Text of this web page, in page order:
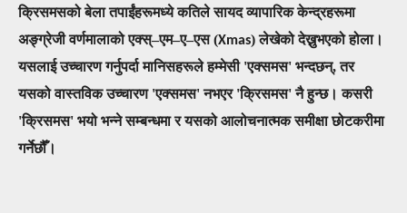
क्रिसमसको बेला तपाईंहरूमध्ये कतिले सायद व्यापारिक केन्द्रहरूमा
अङ्ग्रेजी वर्णमालाको एक्स्–एम–ए–एस (Xmas) लेखेको देख्नुभएको होला।
यसलाई उच्चारण गर्नुपर्दा मानिसहरूले हम्मेसी 'एक्समस' भन्दछन्, तर
यसको वास्तविक उच्चारण 'एक्समस' नभएर 'क्रिसमस' नै हुन्छ। कसरी
'क्रिसमस' भयो भन्ने सम्बन्धमा र यसको आलोचनात्मक समीक्षा छोटकरीमा
गर्नेछौँ।